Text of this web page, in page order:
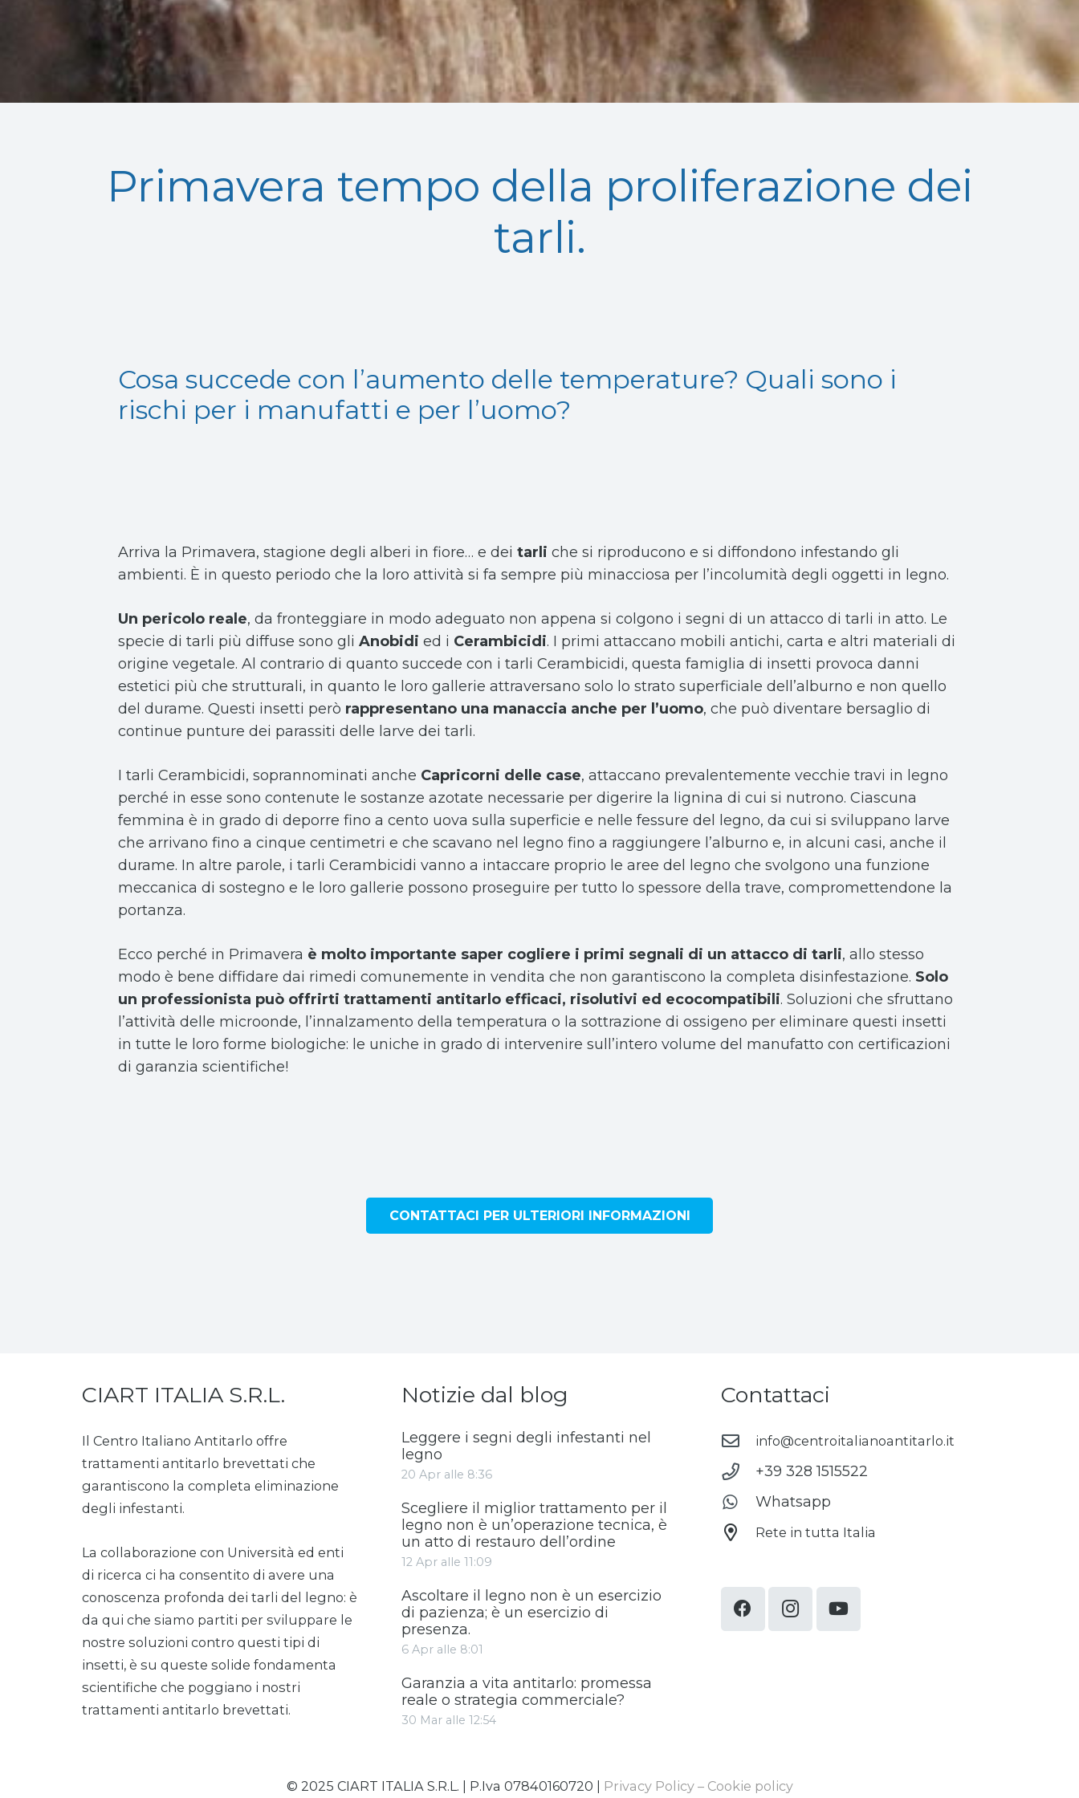
Primavera tempo della proliferazione dei
tarli.
Cosa succede con l’aumento delle temperature? Quali sono i
rischi per i manufatti e per l’uomo?
Arriva la Primavera, stagione degli alberi in fiore… e dei tarli che si riproducono e si diffondono infestando gli
ambienti. È in questo periodo che la loro attività si fa sempre più minacciosa per l’incolumità degli oggetti in legno.
Un pericolo reale, da fronteggiare in modo adeguato non appena si colgono i segni di un attacco di tarli in atto. Le
specie di tarli più diffuse sono gli Anobidi ed i Cerambicidi. I primi attaccano mobili antichi, carta e altri materiali di
origine vegetale. Al contrario di quanto succede con i tarli Cerambicidi, questa famiglia di insetti provoca danni
estetici più che strutturali, in quanto le loro gallerie attraversano solo lo strato superficiale dell’alburno e non quello
del durame. Questi insetti però rappresentano una manaccia anche per l’uomo, che può diventare bersaglio di
continue punture dei parassiti delle larve dei tarli.
I tarli Cerambicidi, soprannominati anche Capricorni delle case, attaccano prevalentemente vecchie travi in legno
perché in esse sono contenute le sostanze azotate necessarie per digerire la lignina di cui si nutrono. Ciascuna
femmina è in grado di deporre fino a cento uova sulla superficie e nelle fessure del legno, da cui si sviluppano larve
che arrivano fino a cinque centimetri e che scavano nel legno fino a raggiungere l’alburno e, in alcuni casi, anche il
durame. In altre parole, i tarli Cerambicidi vanno a intaccare proprio le aree del legno che svolgono una funzione
meccanica di sostegno e le loro gallerie possono proseguire per tutto lo spessore della trave, compromettendone la
portanza.
Ecco perché in Primavera è molto importante saper cogliere i primi segnali di un attacco di tarli, allo stesso
modo è bene diffidare dai rimedi comunemente in vendita che non garantiscono la completa disinfestazione. Solo
un professionista può offrirti trattamenti antitarlo efficaci, risolutivi ed ecocompatibili. Soluzioni che sfruttano
l’attività delle microonde, l’innalzamento della temperatura o la sottrazione di ossigeno per eliminare questi insetti
in tutte le loro forme biologiche: le uniche in grado di intervenire sull’intero volume del manufatto con certificazioni
di garanzia scientifiche!
CONTATTACI PER ULTERIORI INFORMAZIONI
CIART ITALIA S.R.L.
Il Centro Italiano Antitarlo offre
trattamenti antitarlo brevettati che
garantiscono la completa eliminazione
degli infestanti.
La collaborazione con Università ed enti
di ricerca ci ha consentito di avere una
conoscenza profonda dei tarli del legno: è
da qui che siamo partiti per sviluppare le
nostre soluzioni contro questi tipi di
insetti, è su queste solide fondamenta
scientifiche che poggiano i nostri
trattamenti antitarlo brevettati.
Notizie dal blog
Leggere i segni degli infestanti nel
legno
20 Apr alle 8:36
Scegliere il miglior trattamento per il
legno non è un’operazione tecnica, è
un atto di restauro dell’ordine
12 Apr alle 11:09
Ascoltare il legno non è un esercizio
di pazienza; è un esercizio di
presenza.
6 Apr alle 8:01
Garanzia a vita antitarlo: promessa
reale o strategia commerciale?
30 Mar alle 12:54
Contattaci
info@centroitalianoantitarlo.it
+39 328 1515522
Whatsapp
Rete in tutta Italia
© 2025 CIART ITALIA S.R.L. | P.Iva 07840160720 | Privacy Policy– Cookie policy